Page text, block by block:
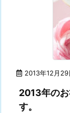
2013年12月29
2013年の
す。